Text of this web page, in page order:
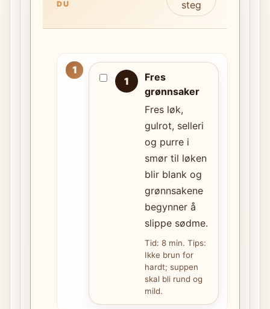
DU steg
1
Fres
grønnsaker
Fres løk,
gulrot, selleri
og purre i
smør til løken
blir blank og
grønnsakene
begynner å
slippe sødme.
Tid: 8 min. Tips:
Ikke brun for
hardt; suppen
skal bli rund og
mild.